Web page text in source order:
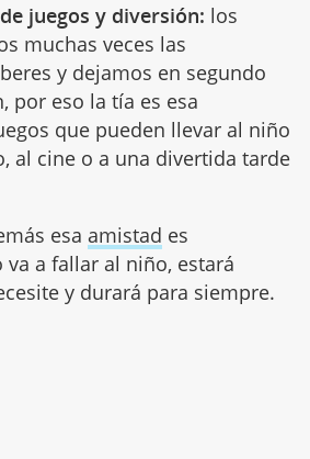
juegos y diversión: los
muchas veces las
y dejamos en segundo
por eso la tía es esa
que pueden llevar al niño
al cine o a una divertida tarde
esa amistad es
va a fallar al niño, estará
y durará para siempre.